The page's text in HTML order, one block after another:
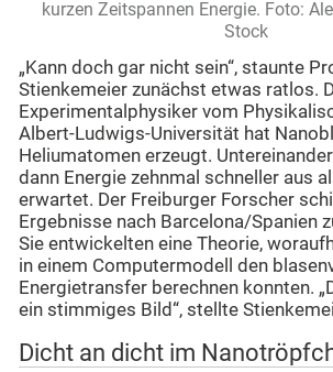
kurzen Zeitspannen Energie. Foto:
Stock
„Kann doch gar nicht sein“, staunte
Stienkemeier zunächst etwas ratlos.
Experimentalphysiker vom
Albert-Ludwigs-Universität hat
Heliumatomen erzeugt.
dann Energie zehnmal schneller aus
erwartet. Der Freiburger Forscher
Ergebnisse nach Barcelona/Spanien
Sie entwickelten eine Theorie,
in einem Computermodell den
Energietransfer berechnen konnten.
ein stimmiges Bild“, stellte
Dicht an dicht im